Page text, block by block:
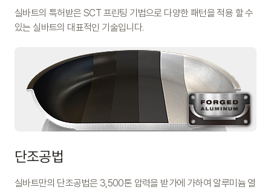
실바트의 특허받은 SCT 프린팅 기법으로 다양한 패턴을 적용 할 수
있는 실바트의 대표적인 기술입니다.
단조공법
실바트만의 단조공법은 3,500톤 압력을 받가에 가하여 알루미늄 열